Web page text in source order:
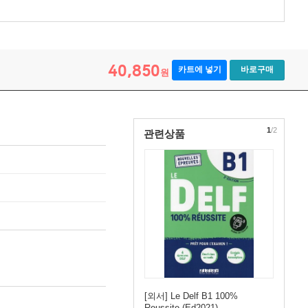
40,850원 카트에 넣기 바로구매
관련상품
[외서] Le Delf B1 100%
1/2